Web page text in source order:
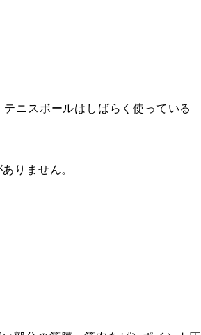
ニスボールはしばらく使っている
りません。